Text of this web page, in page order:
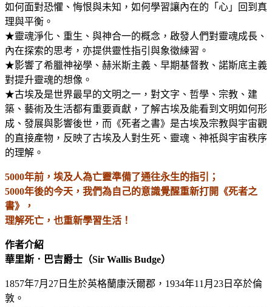
如何面對恐懼、悔恨與未知，如何學習讓內在的「心」回到真
理與平衡。
★靈魂淨化、重生、與神合一的概念，啟發人們對靈魂成長、
內在探索的思考，亦提供靈性指引與象徵練習。
★影響了希臘神祕學、赫米斯主義、早期基督教、諾斯底主義
對提升靈魂的想像。
★古埃及是世界最早的文明之一，對文字、哲學、宗教、建
築、藝術及生活都有重要貢獻，了解古埃及能看到文明如何形
成、發展與影響後世，而《死者之書》是古埃及宗教與宇宙觀
的直接產物，反映了古埃及人對生死、靈魂、神祇與宇宙秩序
的理解。
5000年前，埃及人為亡靈準備了通往永生的指引；
5000年後的今天，我們為自己的意識覺醒重新打開《死者之
書》，
理解死亡，也重新學習生活！
作者介紹
華里斯．巴吉爵士（Sir Wallis Budge）
1857年7月27日生於英格蘭康沃爾郡，1934年11月23日卒於倫
敦。